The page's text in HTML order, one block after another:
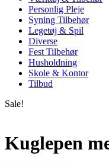
Personlig Pleje
Syning Tilbehør
Legetøj & Spil
Diverse
Fest Tilbehør
Husholdning
Skole & Kontor
Tilbud
Sale!
Kuglepen